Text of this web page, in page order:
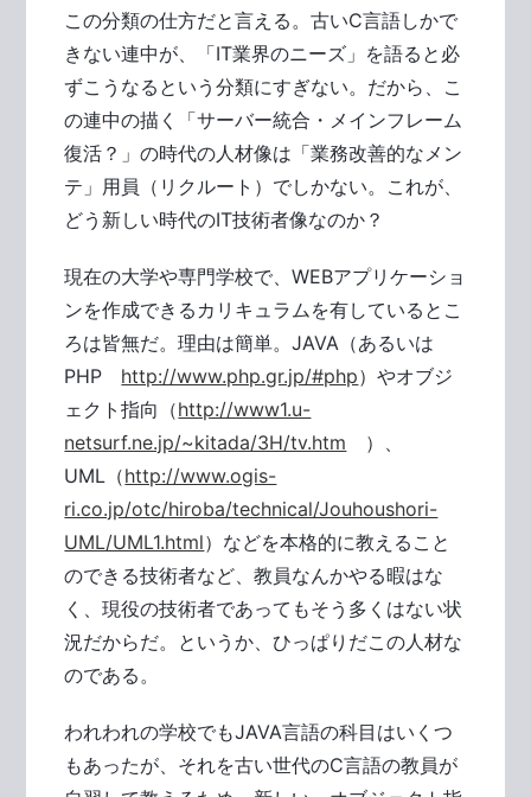
この分類の仕方だと言える。古いC言語しかで
きない連中が、「IT業界のニーズ」を語ると必
ずこうなるという分類にすぎない。だから、こ
の連中の描く「サーバー統合・メインフレーム
復活？」の時代の人材像は「業務改善的なメン
テ」用員（リクルート）でしかない。これが、
どう新しい時代のIT技術者像なのか？
現在の大学や専門学校で、WEBアプリケーショ
ンを作成できるカリキュラムを有しているとこ
ろは皆無だ。理由は簡単。JAVA（あるいは
PHP http://www.php.gr.jp/#php）やオブジ
ェクト指向（http://www1.u-
netsurf.ne.jp/~kitada/3H/tv.htm ）、
UML（http://www.ogis-
ri.co.jp/otc/hiroba/technical/Jouhoushori-
UML/UML1.html）などを本格的に教えること
のできる技術者など、教員なんかやる暇はな
く、現役の技術者であってもそう多くはない状
況だからだ。というか、ひっぱりだこの人材な
のである。
われわれの学校でもJAVA言語の科目はいくつ
もあったが、それを古い世代のC言語の教員が